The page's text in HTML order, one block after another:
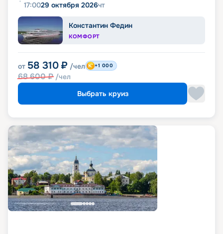
17:0029 октября 2026чт
Константин Федин
КОМФОРТ
от 58 310 ₽ /чел
68 600₽ /чел
+1 000
Выбрать круиз